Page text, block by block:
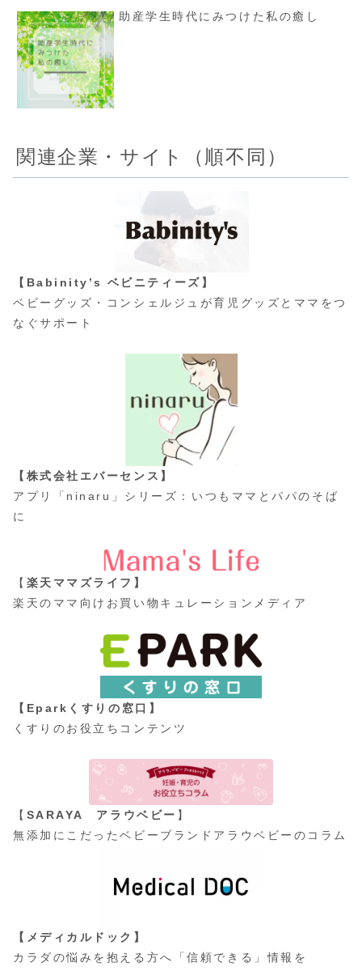
助産学生時代にみつけた私の癒し
関連企業・サイト（順不同）
【Babinity’s ベビニティーズ】
ベビーグッズ・コンシェルジュが育児グッズとママをつ
なぐサポート
【株式会社エバーセンス】
アプリ「ninaru」シリーズ：いつもママとパパのそば
に
【 楽天ママズライフ】
楽天のママ向けお買い物キュレーションメディア
【Eparkくすりの窓口】
くすりのお役立ちコンテンツ
【 SARAYA アラウベビー 】
無添加にこだったベビーブランドアラウベビーのコラム
【メディカルドック】
カラダの悩みを抱える方へ「信頼できる」情報を